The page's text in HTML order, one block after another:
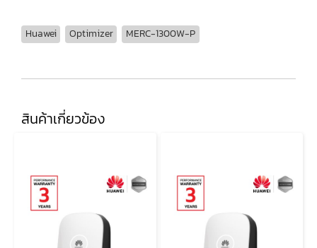
Huawei Optimizer MERC-1300W-P
สินค้าเกี่ยวข้อง